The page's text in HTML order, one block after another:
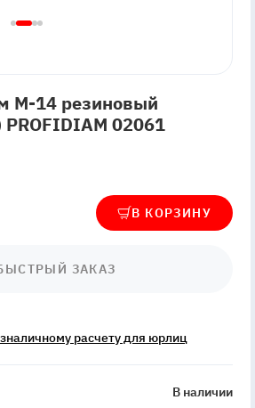
М-14 резиновый
PROFIDIAM 02061
В КОРЗИНУ
ЗАКАЗ
расчету для юрлиц
В наличии